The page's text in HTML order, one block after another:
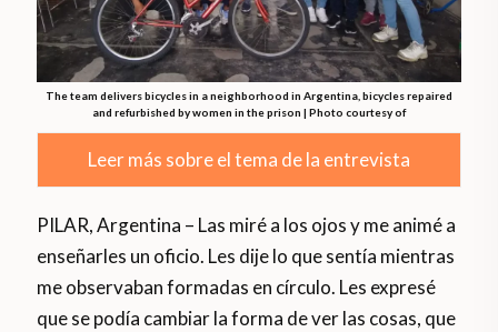
The team delivers bicycles in a neighborhood in Argentina, bicycles repaired
and refurbished by women in the prison | Photo courtesy of
Leer más sobre el tema de la entrevista
PILAR, Argentina – Las miré a los ojos y me animé a
enseñarles un oficio. Les dije lo que sentía mientras
me observaban formadas en círculo. Les expresé
que se podía cambiar la forma de ver las cosas, que